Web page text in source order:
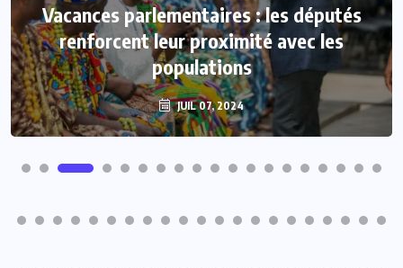
Vacances parlementaires : les députés
renforcent leur proximité avec les
populations
JUIL 07, 2024